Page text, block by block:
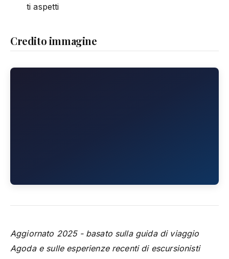
ti aspetti
Credito immagine
Aggiornato 2025 - basato sulla guida di viaggio
Agoda e sulle esperienze recenti di escursionisti